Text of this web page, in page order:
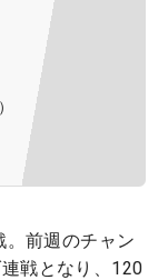
前週のチャン
戦となり、120